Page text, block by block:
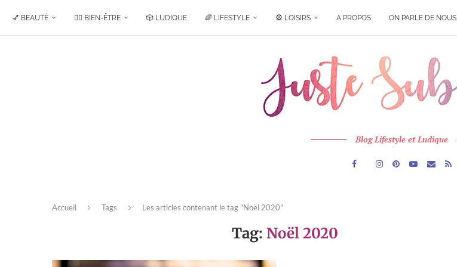
💅 BEAUTÉ 🧘‍♀️ BIEN-ÊTRE 🎲 LUDIQUE 🌈 LIFESTYLE 🎡 LOISIRS A PROPOS ON PARLE DE NOUS
Blog Lifestyle et Ludique
Accueil Tags Les articles contenant le tag "Noël 2020"
Tag: Noël 2020